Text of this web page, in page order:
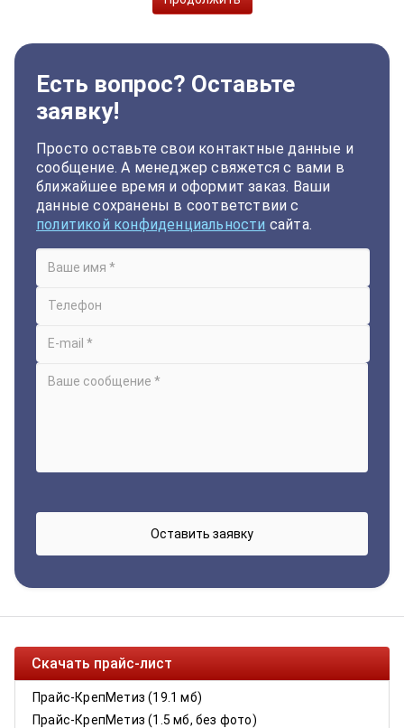
Есть вопрос? Оставьте
заявку!
Просто оставьте свои контактные данные и
сообщение. А менеджер свяжется с вами в
ближайшее время и оформит заказ. Ваши
данные сохранены в соответствии с
политикой конфиденциальности сайта.
Скачать прайс-лист
Прайс-КрепМетиз (19.1 мб)
Прайс-КрепМетиз (1.5 мб, без фото)